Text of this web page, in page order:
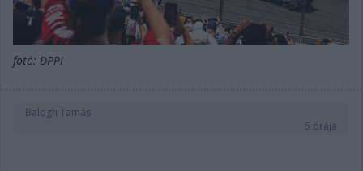
fotó: DPPI
Balogh Tamás
5 órája